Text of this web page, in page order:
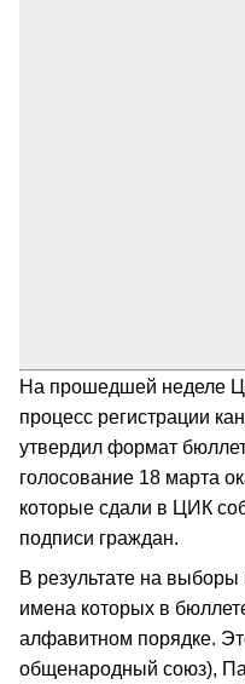
На прошедшей неделе
процесс регистрации
утвердил формат
голосование 18 марта
которые сдали в ЦИК
подписи граждан.
В результате на
имена которых в
алфавитном порядке.
общенародный союз),